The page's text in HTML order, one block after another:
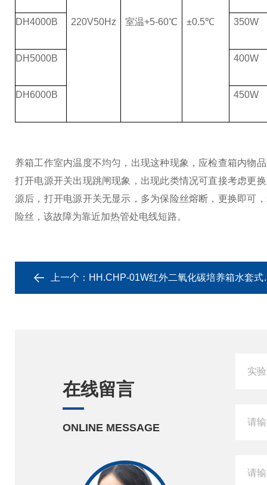
220V50Hz 室温+5-60℃ ±0.5℃
DH4000B 350W
DH5000B 400W
DH6000B 450W
养箱工作室内温度不均匀，出现这种现象，应检查箱内物
打开电源开关出现跳闸现象，出现此类情况可直接考虑更
源后，打开电源开关无显示，多为保险丝熔断，更换即可
险丝，该故障为靠近加热管处电线短路。
上一个： HH.CHP-01W红外二氧化碳培养箱水套式加热
在线留言
ONLINE MESSAGE